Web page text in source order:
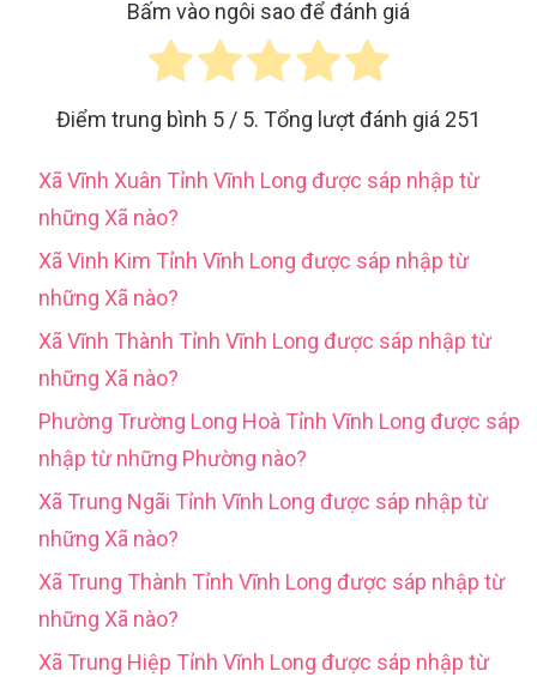
Bấm vào ngôi sao để đánh giá
Điểm trung bình 5 / 5. Tổng lượt đánh giá 251
Xã Vĩnh Xuân Tỉnh Vĩnh Long được sáp nhập từ
những Xã nào?
Xã Vinh Kim Tỉnh Vĩnh Long được sáp nhập từ
những Xã nào?
Xã Vĩnh Thành Tỉnh Vĩnh Long được sáp nhập từ
những Xã nào?
Phường Trường Long Hoà Tỉnh Vĩnh Long được sáp
nhập từ những Phường nào?
Xã Trung Ngãi Tỉnh Vĩnh Long được sáp nhập từ
những Xã nào?
Xã Trung Thành Tỉnh Vĩnh Long được sáp nhập từ
những Xã nào?
Xã Trung Hiệp Tỉnh Vĩnh Long được sáp nhập từ